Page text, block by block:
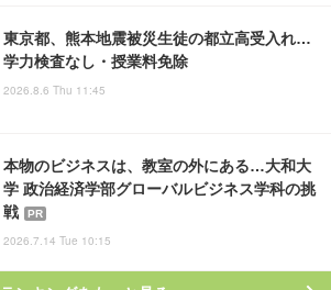
東京都、熊本地震被災生徒の都立高受入れ…
学力検査なし・授業料免除
2026.8.6 Thu 11:45
本物のビジネスは、教室の外にある…大和大
学 政治経済学部グローバルビジネス学科の挑
戦
PR
2026.7.14 Tue 10:15